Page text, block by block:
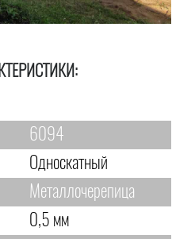
6094
Односкатный
Металлочерепица
0,5 мм